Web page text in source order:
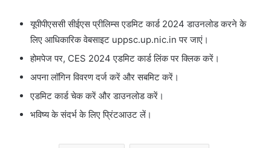
यूपीपीएससी सीईएस प्रीलिम्स एडमिट कार्ड 2024 डाउनलोड करने के
लिए आधिकारिक वेबसाइट uppsc.up.nic.in पर जाएं।
होमपेज पर, CES 2024 एडमिट कार्ड लिंक पर क्लिक करें।
अपना लॉगिन विवरण दर्ज करें और सबमिट करें।
एडमिट कार्ड चेक करें और डाउनलोड करें।
भविष्य के संदर्भ के लिए प्रिंटआउट लें।